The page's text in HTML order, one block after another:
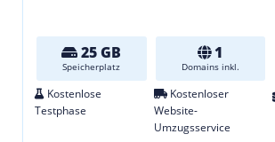
25 GB
Speicherplatz
1
Domains inkl.
Kostenlose
Testphase
Kostenloser
Website-
Umzugsservice